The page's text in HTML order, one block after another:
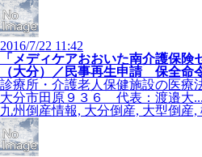
2016/7/22 11:42
「メディケアおおいた南介護保
（大分）／民事再生申請 保全命
診療所・介護老人保健施設の医療
大分市田原９３６ 代表：渡邉大...
九州倒産情報, 大分倒産, 大型倒産,